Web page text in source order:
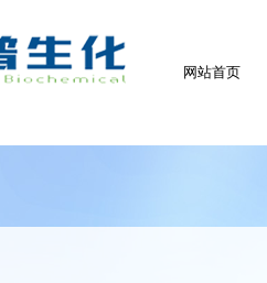
网站首页